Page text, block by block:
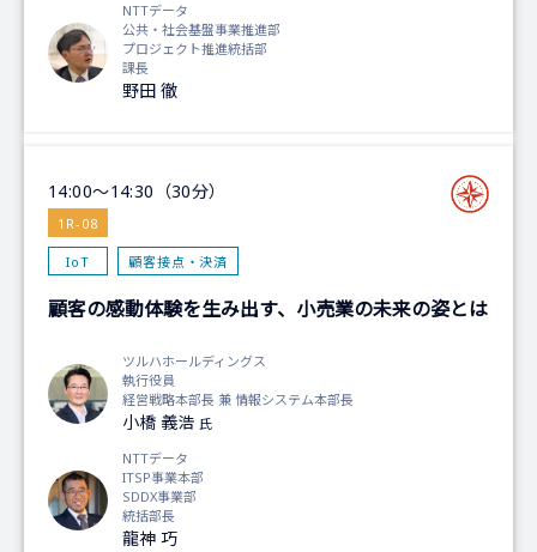
NTTデータ
公共・社会基盤事業推進部
プロジェクト推進統括部
課長
野田 徹
14:00～14:30（30分）
1R-08
IoT 顧客接点・決済
顧客の感動体験を生み出す、小売業の未来の姿とは
ツルハホールディングス
執行役員
経営戦略本部長 兼 情報システム本部長
小橋 義浩 氏
NTTデータ
ITSP事業本部
SDDX事業部
統括部長
龍神 巧